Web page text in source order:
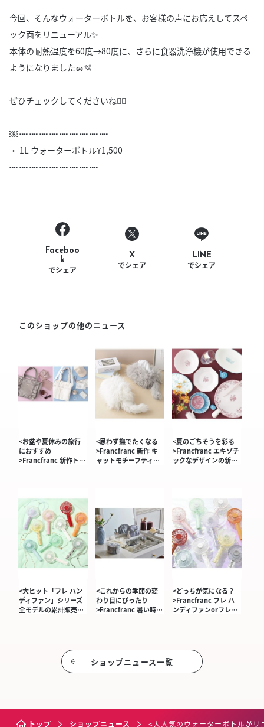
今回、そんなウォーターボトルを、お客様の声にお応えしてスペ
ック面をリニューアル✨
本体の耐熱温度を60度→80度に、さらに食器洗浄機が使用できる
ようになりました🧽🫧
ぜひチェックしてくださいね💁‍♀️
￼ ┉ ┉ ┉ ┉ ┉ ┉ ┉ ┉ ┉
・ 1L ウォーターボトル¥1,500
┉ ┉ ┉ ┉ ┉ ┉ ┉ ┉ ┉
Faceboo
k
でシェア
X
でシェア
LINE
でシェア
このショップの他のニュース
<お盆や夏休みの旅行
におすすめ
>Francfranc 新作ト…
<思わず撫でたくなる
>Francfranc 新作 キ
ャットモチーフティ…
<夏のごちそうを彩る
>Francfranc エキゾチ
ックなデザインの新…
<大ヒット「フレ ハン
ディファン」シリーズ
全モデルの累計販売…
<これからの季節の変
わり目にぴったり
>Francfranc 暑い時…
<どっちが気になる？
>Francfranc フレ ハ
ンディファンorフレ…
ショップニュース⼀覧
トップ ショップニュース <大人気のウォーターボトルが